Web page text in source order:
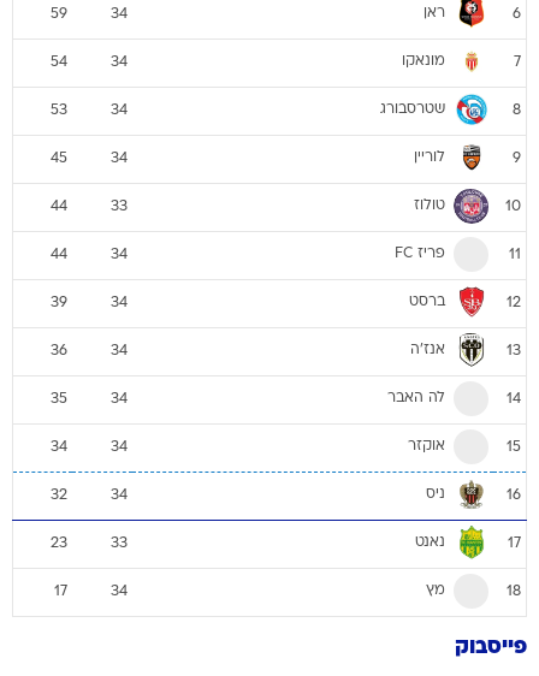
6 ראן 34
59
7 מונאקו 34
54
8 שטרסבורג 34
53
9 לוריין 34
45
10 טולוז 33
44
11 פריז FC 34
44
12 ברסט 34
39
13 אנז'ה 34
36
14 לה האבר 34
35
15 אוקזר 34
34
16 ניס 34
32
17 נאנט 33
23
18 מץ 34
17
פייסבוק